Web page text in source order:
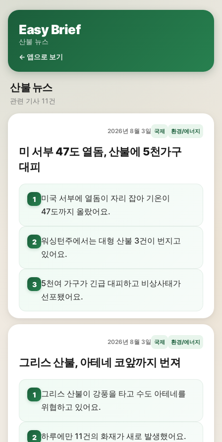
Easy Brief
산불 뉴스
← 앱으로 보기
산불 뉴스
관련 기사 11건
2026년 8월 3일 국제 환경/에너지
미 서부 47도 열돔, 산불에 5천가구
대피
1
미국 서부에 열돔이 자리 잡아 기온이
47도까지 올랐어요.
2 워싱턴주에서는 대형 산불 3건이 번지고
있어요.
3
5천여 가구가 긴급 대피하고 비상사태가
선포됐어요.
2026년 8월 3일 국제 환경/에너지
그리스 산불, 아테네 코앞까지 번져
1
그리스 산불이 강풍을 타고 수도 아테네를
위협하고 있어요.
2 하루에만 11건의 화재가 새로 발생했어요.